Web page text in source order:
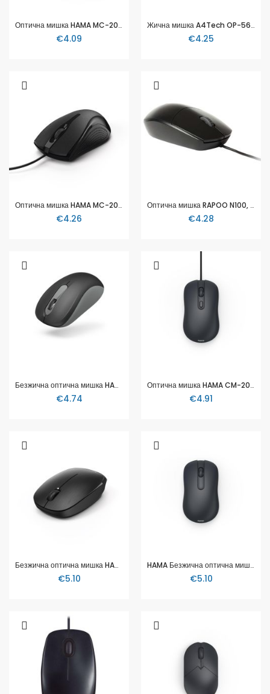
Оптична мишка HAMA MC-200, 3 бутона, 182603
€4.09
Жична мишка A4Tech OP-560NU, Черен
€4.25
Оптична мишка HAMA MC-200, 3 бутона, 182602
€4.26
Оптична мишка RAPOO N100, 18050
€4.28
Безжична оптична мишка HAMA AMW-200, 3 бутона, 134960
€4.74
Оптична мишка HAMA CM-200, 4 бутонна, безшумна, с кабел, черна
€4.91
Безжична оптична мишка HAMA MW-110, 3 бутона, 182618
€5.10
HAMA Безжична оптична мишка WM-100, 3 бут, черна
€5.10